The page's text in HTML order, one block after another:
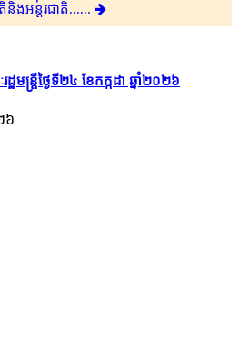
ងអន្តរជាតិ......
មន្រ្តីថ្ងៃទី២៤ ខែកក្កដា ឆ្នាំ២០២៦
៦